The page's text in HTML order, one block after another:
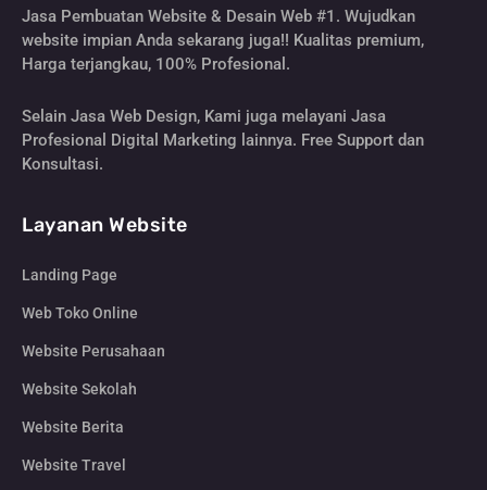
Jasa Pembuatan Website & Desain Web #1. Wujudkan
website impian Anda sekarang juga!! Kualitas premium,
Harga terjangkau, 100% Profesional.
Selain Jasa Web Design, Kami juga melayani Jasa
Profesional Digital Marketing lainnya. Free Support dan
Konsultasi.
Layanan Website
Landing Page
Web Toko Online
Website Perusahaan
Website Sekolah
Website Berita
Website Travel